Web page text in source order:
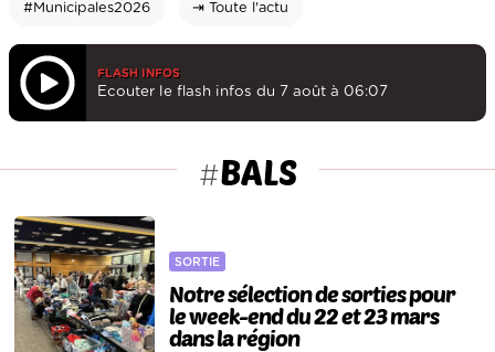
#Municipales2026 ⇥ Toute l'actu
FLASH INFOS
Ecouter le flash infos du 7 août à 06:07
#BALS
SORTIE
Notre sélection de sorties pour
le week-end du 22 et 23 mars
dans la région